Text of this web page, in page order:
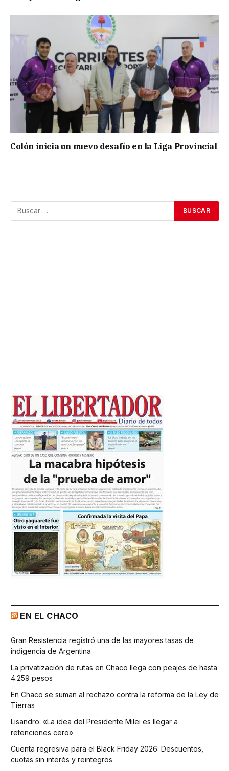
Colón inicia un nuevo desafío en la Liga Provincial
EN EL CHACO
Gran Resistencia registró una de las mayores tasas de
indigencia de Argentina
La privatización de rutas en Chaco llega con peajes de hasta
4.259 pesos
En Chaco se suman al rechazo contra la reforma de la Ley de
Tierras
Lisandro: «La idea del Presidente Milei es llegar a
retenciones cero»
Cuenta regresiva para el Black Friday 2026: Descuentos,
cuotas sin interés y reintegros